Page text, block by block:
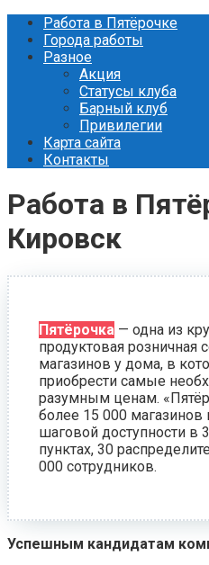
Перейти
контенту
Работа в Пятёрочке
Города работы
Разное
Акция
Статусы клуба
Барный клуб
Привилегии
Карта сайта
Контакты
Работа в
Кировск
Пятёрочка — одна из
продуктовая розничная
магазинов у дома, в
приобрести самые
разумным ценам.
более 15 000 магазинов
шаговой доступности в
пунктах, 30
000 сотрудников.
Успешным кандидатам